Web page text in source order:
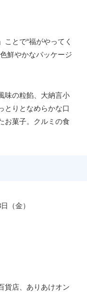
とで“福がやってく
鮮やかなパッケージ
味の粒餡、大納言小
とりとなめらかな口
お菓子。クルミの食
（金）
貨店、ありあけオン